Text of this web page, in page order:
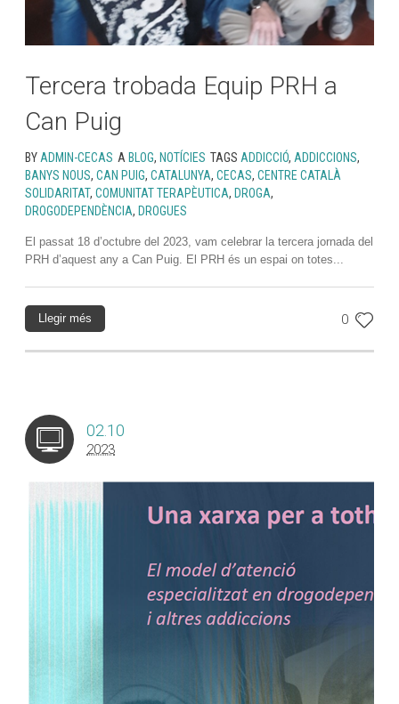
Tercera trobada Equip PRH a
Can Puig
BY ADMIN-CECAS A BLOG, NOTÍCIES TAGS ADDICCIÓ, ADDICCIONS,
BANYS NOUS, CAN PUIG, CATALUNYA, CECAS, CENTRE CATALÀ
SOLIDARITAT, COMUNITAT TERAPÈUTICA, DROGA,
DROGODEPENDÈNCIA, DROGUES
El passat 18 d’octubre del 2023, vam celebrar la tercera jornada del
PRH d’aquest any a Can Puig. El PRH és un espai on totes...
0
Llegir més
02.10
2023